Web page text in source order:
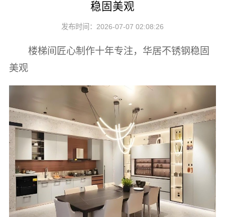
稳固美观
发布时间：2026-07-07 02:08:26
楼梯间匠心制作十年专注，华居不锈钢稳固
美观